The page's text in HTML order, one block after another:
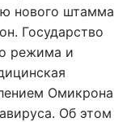
нового штамма
Государство
режима и
Омикрона
Об этом